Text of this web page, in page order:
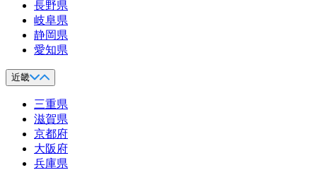
長野県
岐阜県
静岡県
愛知県
近畿
三重県
滋賀県
京都府
大阪府
兵庫県